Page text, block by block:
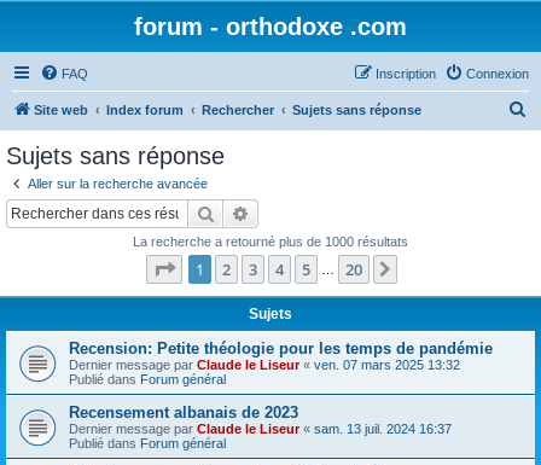
forum - orthodoxe .com
FAQ Connexion
Inscription
Site web Index forum Rechercher Sujets sans réponse
Sujets sans réponse
Aller sur la recherche avancée
Rechercher
La recherche a retourné plus de 1000 résultats
Page 1sur20
1 2 3 4 5 20
Sujets
Recension: Petite théologie pour les temps de pandémie
Dernier message par Claude le Liseur« ven. 07 mars 2025 13:32
Publié dans Forum général
Recensement albanais de 2023
Dernier message par Claude le Liseur« sam. 13 juil. 2024 16:37
Publié dans Forum général